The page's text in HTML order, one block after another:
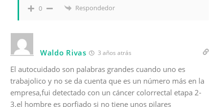
0 Respondedor
Waldo Rivas 3 años atrás
El autocuidado son palabras grandes cuando uno es
trabajolico y no se da cuenta que es un número más en la
empresa,fui detectado con un cáncer colorrectal etapa 2-
3,el hombre es porfiado si no tiene unos pilares